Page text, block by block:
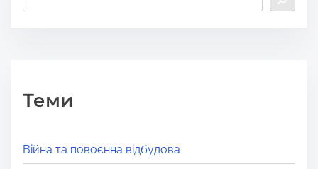
Теми
Війна та повоєнна відбудова